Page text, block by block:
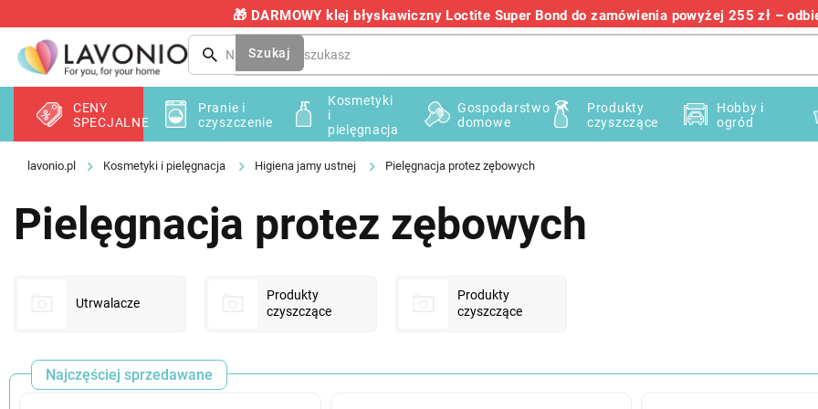
do
treści
🎁 DARMOWY klej błyskawiczny Loctite Super Bond do zamówienia powyżej 255 zł –
+48 732 145 222
Szukaj
CENY
SPECJALNE
Pranie i
czyszczenie
Kosmetyki
i
pielęgnacja
Gospodarstwo
domowe
Produkty
czyszczące
Hobby i
ogród
Kosmetyki i pielęgnacja Higiena jamy ustnej Pielęgnacja protez zębowych
Pielęgnacja protez zębowych
Utrwalacze
Produkty
czyszczące
Produkty
czyszczące
Najczęściej sprzedawane